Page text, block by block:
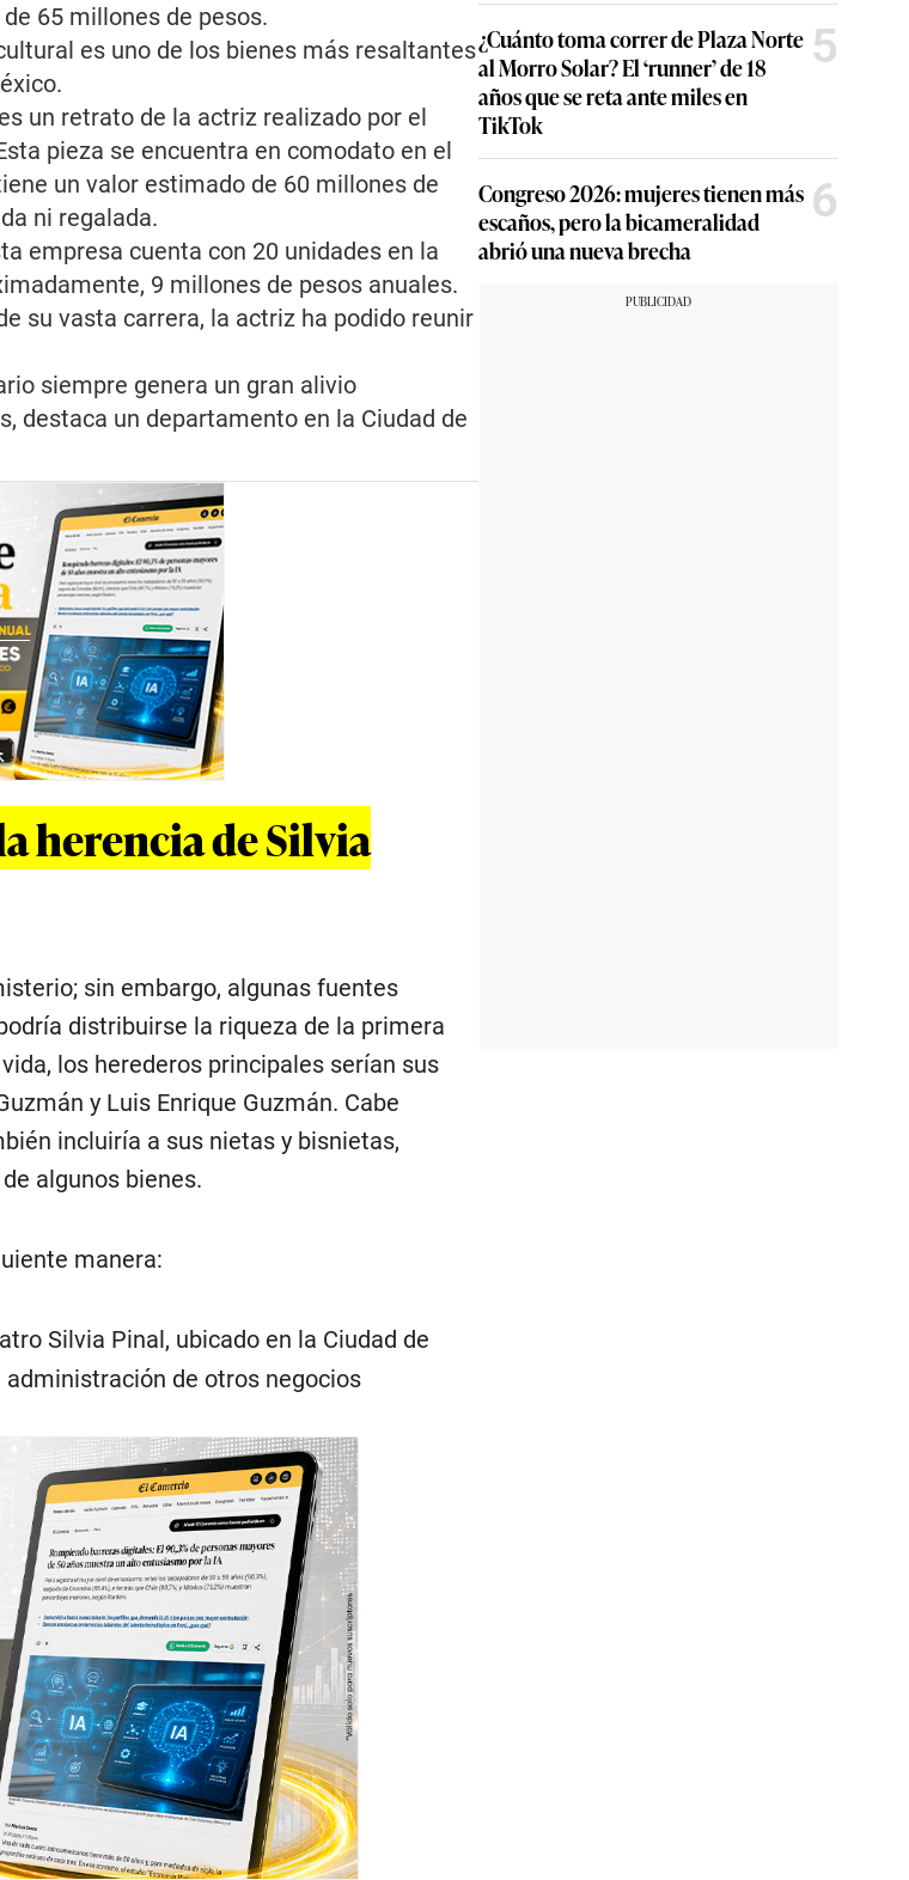
65 millones de pesos.
es uno de los bienes más resaltantes
un retrato de la actriz realizado por el
pieza se encuentra en comodato en el
un valor estimado de 60 millones de
ni regalada.
empresa cuenta con 20 unidades en la
9 millones de pesos anuales.
su vasta carrera, la actriz ha podido reunir
siempre genera un gran alivio
destaca un departamento en la Ciudad de
herencia de Silvia
sin embargo, algunas fuentes
distribuirse la riqueza de la primera
los herederos principales serían sus
y Luis Enrique Guzmán. Cabe
incluiría a sus nietas y bisnietas,
algunos bienes.
manera:
Silvia Pinal, ubicado en la Ciudad de
de otros negocios
¿Cuánto toma correr de Plaza Norte
al Morro Solar? El ‘runner’ de 18
años que se reta ante miles en
TikTok
5
Congreso 2026: mujeres tienen más
escaños, pero la bicameralidad
abrió una nueva brecha
6